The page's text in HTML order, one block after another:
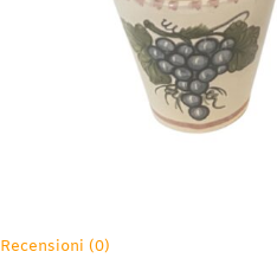
Recensioni (0)